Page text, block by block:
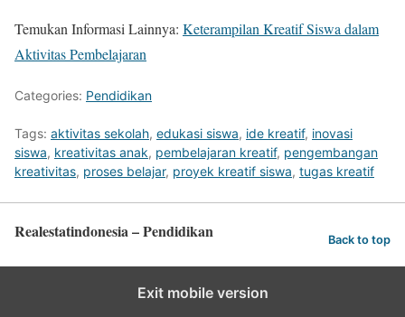
Temukan Informasi Lainnya: Keterampilan Kreatif Siswa dalam
Aktivitas Pembelajaran
Categories: Pendidikan
Tags: aktivitas sekolah, edukasi siswa, ide kreatif, inovasi
siswa, kreativitas anak, pembelajaran kreatif, pengembangan
kreativitas, proses belajar, proyek kreatif siswa, tugas kreatif
Realestatindonesia – Pendidikan Back to top
Exit mobile version